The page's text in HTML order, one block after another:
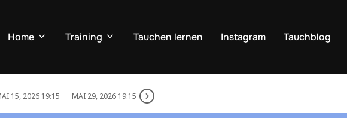
Home Training Tauchen lernen Instagram Tauchblog
15, 2026 19:15 MAI 29, 2026 19:15